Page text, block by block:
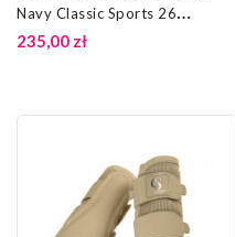
Navy Classic Sports 26
Eskadron
235,00 zł